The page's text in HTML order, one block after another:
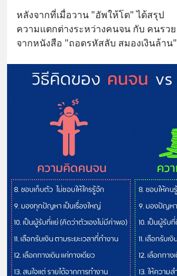
หลังจากที่เมื่อวาน​ "อัพให้โต" ได้สรุป
ความแตกต่างระหว่างคนจน​ กับ​ คนรวย​
จากหนังสือ​ "ถอดรหัสลับ​ สมองเงินล้าน"